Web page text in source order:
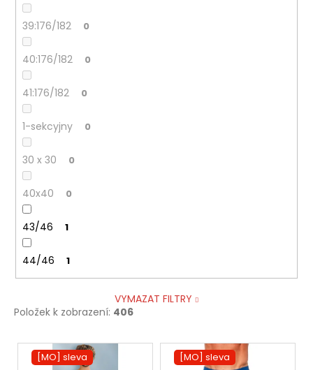
39:176/182 0
40:176/182 0
41:176/182 0
1-sekcyjny 0
30 x 30 0
40x40 0
43/46 1
44/46 1
VYMAZAT FILTRY
Položek k zobrazení: 406
V
[MO] sleva
[MO] sleva